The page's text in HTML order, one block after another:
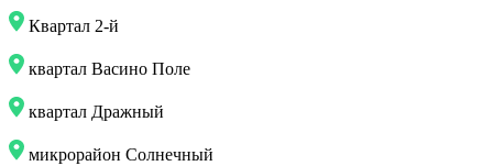
Квартал 2-й
квартал Васино Поле
квартал Дражный
микрорайон Солнечный